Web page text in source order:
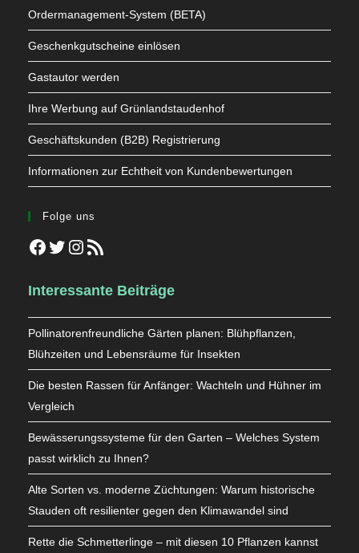
Ordermanagement-System (BETA)
Geschenkgutscheine einlösen
Gastautor werden
Ihre Werbung auf Grünlandstaudenhof
Geschäftskunden (B2B) Registrierung
Informationen zur Echtheit von Kundenbewertungen
Folge uns
Facebook
TwitterInstagram
RSS-Feed
Interessante Beiträge
Pollinatorenfreundliche Gärten planen: Blühpflanzen,
Blühzeiten und Lebensräume für Insekten
Die besten Rassen für Anfänger: Wachteln und Hühner im
Vergleich
Bewässerungssysteme für den Garten – Welches System
passt wirklich zu Ihnen?
Alte Sorten vs. moderne Züchtungen: Warum historische
Stauden oft resilienter gegen den Klimawandel sind
Rette die Schmetterlinge – mit diesen 10 Pflanzen kannst